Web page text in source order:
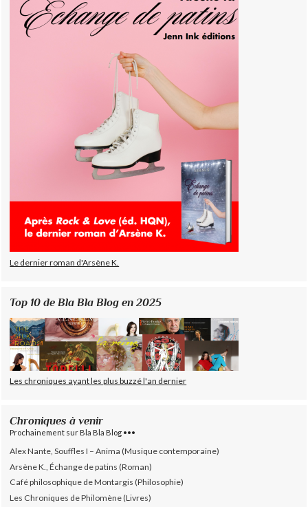
Le dernier roman d'Arsène K.
Top 10 de Bla Bla Blog en 2025
Les chroniques ayant les plus buzzé l'an dernier
Chroniques à venir
Prochainement sur Bla Bla Blog •••
Alex Nante, Souffles I – Anima (Musique contemporaine)
Arsène K., Échange de patins (Roman)
Café philosophique de Montargis (Philosophie)
Les Chroniques de Philomène (Livres)